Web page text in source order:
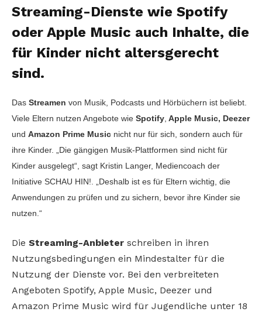
Streaming-Dienste wie Spotify
oder Apple Music auch Inhalte, die
für Kinder nicht altersgerecht
sind.
Das Streamen von Musik, Podcasts und Hörbüchern ist beliebt.
Viele Eltern nutzen Angebote wie Spotify Apple Music, Deezer
und Amazon Prime Music nicht nur für sich, sondern auch für
ihre Kinder. „Die gängigen Musik-Plattformen sind nicht für
Kinder ausgelegt“, sagt Kristin Langer, Mediencoach der
Initiative SCHAU HIN!. „Deshalb ist es für Eltern wichtig, die
Anwendungen zu prüfen und zu sichern, bevor ihre Kinder sie
nutzen.“
Die Streaming-Anbieter schreiben in ihren
Nutzungsbedingungen ein Mindestalter für die
Nutzung der Dienste vor. Bei den verbreiteten
Angeboten Spotify, Apple Music, Deezer und
Amazon Prime Music wird für Jugendliche unter 18